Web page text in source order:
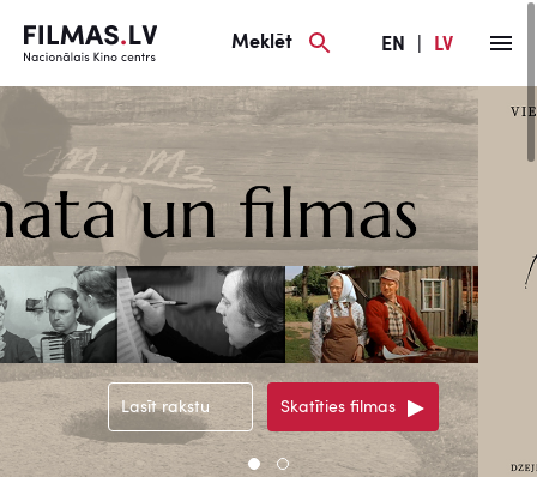
Meklēt EN LV
Lasīt rakstu Skatīties filmas